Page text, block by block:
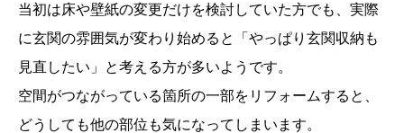
当初は床や壁紙の変更だけを検討していた方でも、実際
に玄関の雰囲気が変わり始めると
「やっぱり玄関収納も
見直したい」と考える方が多いようです。
空間がつながっている箇所の一部をリフォームすると、
どうしても他の部位も気になってしまいます。